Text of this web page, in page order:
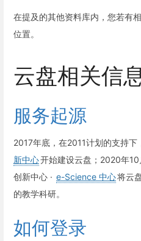
在提及的其他资料库内，您若有
位置。
云盘相关信
服务起源
2017年底，在2011计划的支持下
新中心开始建设云盘；2020年
创新中心 · e-Science 中心将云
的教学科研。
如何登录